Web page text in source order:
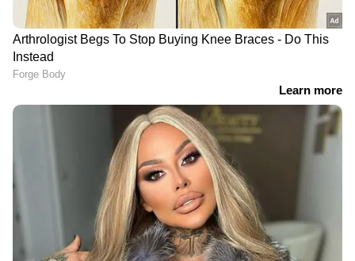
DOWNLOAD APP
കേരളത്തിലെ എല്ലാLocal News അറിയാൻ
എപ്പോഴും ഏഷ്യാനെറ്റ് ന്യൂസ് വാർത്തകൾ.
Malayalam Newsഅപ്‌ഡേറ്റുകളും
ആഴത്തിലുള്ള വിശകലനവും സമഗ്രമായ
റിപ്പോർട്ടിംഗും — എല്ലാം ഒരൊറ്റ സ്ഥലത്ത്.
ഏത് സമയത്തും, എവിടെയും
വിശ്വസനീയമായ വാർത്തകൾ ലഭിക്കാൻ